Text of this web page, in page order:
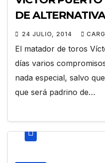
DE ALTERNATIVA
24 JULIO, 2014
El matador de toros
días varios
nada especial, salvo
que será padrino de…